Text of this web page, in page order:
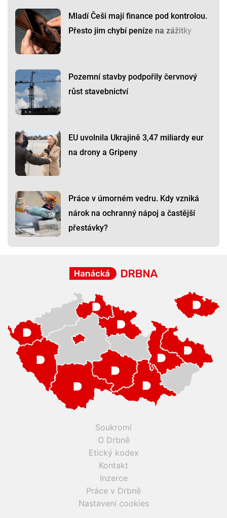
Mladí Češi mají finance pod kontrolou.
Přesto jim chybí peníze na zážitky
Pozemní stavby podpořily červnový
růst stavebnictví
EU uvolnila Ukrajině 3,47 miliardy eur
na drony a Gripeny
Práce v úmorném vedru. Kdy vzniká
nárok na ochranný nápoj a častější
přestávky?
Soukromí
O Drbně
Etický kodex
Kontakt
Inzerce
Práce v Drbně
Nastavení cookies